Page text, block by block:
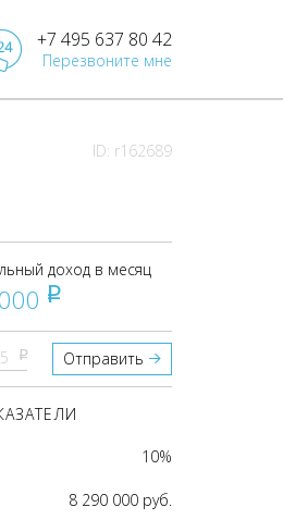
+7 495 637 80 42
Перезвоните мне
ID: r162689
доход в месяц
pуб
pуб Отправить
10%
8 290 000 руб.